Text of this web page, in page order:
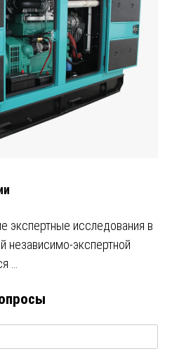
экспертные исследования в
независимо-экспертной
…